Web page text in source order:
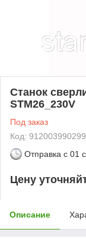
Станок
STM26_230V
Под заказ
Код:
Отправка с 01
Цену
Описание